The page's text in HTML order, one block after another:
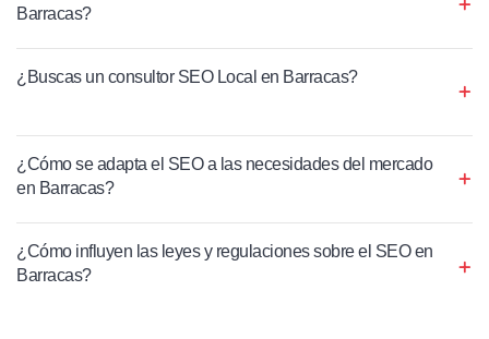
Barracas?
¿Buscas un consultor SEO Local en Barracas?
¿Cómo se adapta el SEO a las necesidades del mercado
en Barracas?
¿Cómo influyen las leyes y regulaciones sobre el SEO en
Barracas?